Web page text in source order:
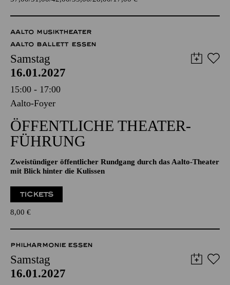
57,00 51,00 42,00 35,00
AALTO MUSIKTHEATER
AALTO BALLETT ESSEN
Samstag
16.01.2027
15:00 - 17:00
Aalto-Foyer
ÖFFENTLICHE THEATER­
FÜHRUNG
Zweistündiger öffentlicher Rundgang durch das Aalto-Theater
mit Blick hinter die Kulissen
8,00 €
PHILHARMONIE ESSEN